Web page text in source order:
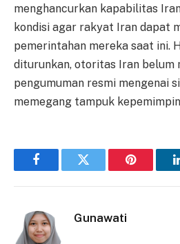
menghancurkan kapabilitas
kondisi agar rakyat Iran dapat
pemerintahan mereka saat ini.
diturunkan, otoritas Iran belum
pengumuman resmi mengenai
memegang tampuk
FacebookTwitter Pinterest
Gunawati